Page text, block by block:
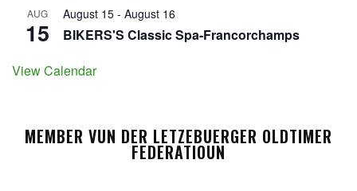
AUG
15
August 15 - August 16
BIKERS'S Classic Spa-Francorchamps
View Calendar
MEMBER VUN DER LETZEBUERGER OLDTIMER
FEDERATIOUN